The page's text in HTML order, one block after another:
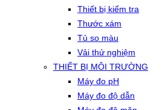
Thiết bị kiểm tra
Thước xám
Tủ so màu
Vải thử nghiệm
THIẾT BỊ MÔI TRƯỜNG
Máy đo pH
Máy đo độ dẫn